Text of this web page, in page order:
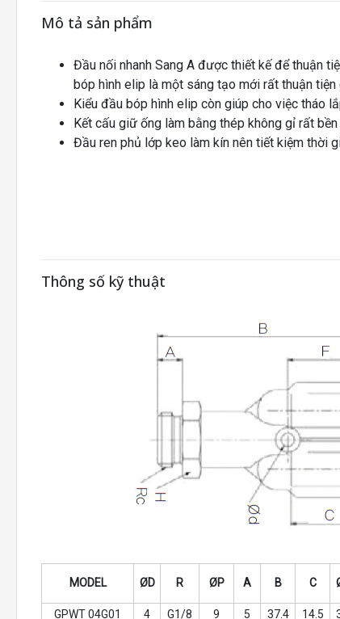
Mô tả sản phẩm
Đầu nối nhanh Sang A được thiết kế để thuận
bóp hình elip là một sáng tạo mới rất thuận tiện
Kiểu đầu bóp hình elip còn giúp cho việc tháo
Kết cấu giữ ống làm bằng thép không gỉ rất
Đầu ren phủ lớp keo làm kín nên tiết kiệm thời
Thông số kỹ thuật
MODEL ØD R ØP A B C
GPWT 04G01
4 G1/8 9 5 37.4 14.5